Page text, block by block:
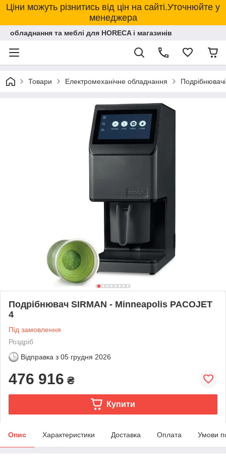
Ціни можуть різнитись від цін на сайті.Уточнюйте у
менеджера
обладнання та меблі для HORECA і магазинів
Товари Електромеханічне обладнання
Подрібнювач SIRMAN - Minneapolis PACOJET
4
Під замовлення
Роздріб
Відправка з 05 грудня 2026
476 916 ₴
Купити
Опис Характеристики Доставка Оплата Умови